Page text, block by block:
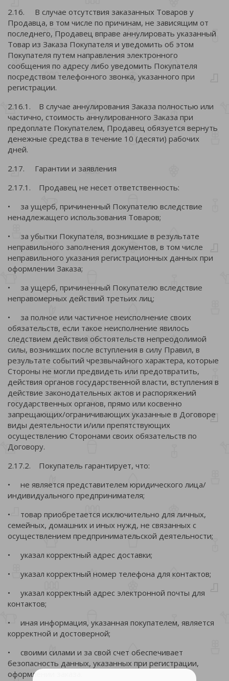
2.16. В случае отсутствия заказанных Товаров у
Продавца, в том числе по причинам, не зависящим от
последнего, Продавец вправе аннулировать указанный
Товар из Заказа Покупателя и уведомить об этом
Покупателя путем направления электронного
сообщения по адресу либо уведомить Покупателя
посредством телефонного звонка, указанного при
регистрации.
2.16.1. В случае аннулирования Заказа полностью или
частично, стоимость аннулированного Заказа при
предоплате Покупателем, Продавец обязуется вернуть
денежные средства в течение 10 (десяти) рабочих
дней.
2.17. Гарантии и заявления
2.17.1. Продавец не несет ответственность:
• за ущерб, причиненный Покупателю вследствие
ненадлежащего использования Товаров;
• за убытки Покупателя, возникшие в результате
неправильного заполнения документов, в том числе
неправильного указания регистрационных данных при
оформлении Заказа;
• за ущерб, причиненный Покупателю вследствие
неправомерных действий третьих лиц;
• за полное или частичное неисполнение своих
обязательств, если такое неисполнение явилось
следствием действия обстоятельств непреодолимой
силы, возникших после вступления в силу Правил, в
результате событий чрезвычайного характера, которые
Стороны не могли предвидеть или предотвратить,
действия органов государственной власти, вступления в
действие законодательных актов и распоряжений
государственных органов, прямо или косвенно
запрещающих/ограничивающих указанные в Договоре
виды деятельности и/или препятствующих
осуществлению Сторонами своих обязательств по
Договору.
2.17.2. Покупатель гарантирует, что:
• не является представителем юридического лица/
индивидуального предпринимателя;
• товар приобретается исключительно для личных,
семейных, домашних и иных нужд, не связанных с
осуществлением предпринимательской деятельности;
• указал корректный адрес доставки;
• указал корректный номер телефона для контактов;
• указал корректный адрес электронной почты для
контактов;
• иная информация, указанная покупателем, является
корректной и достоверной;
• своими силами и за свой счет обеспечивает
безопасность данных, указанных при регистрации,
оформлении заказа.